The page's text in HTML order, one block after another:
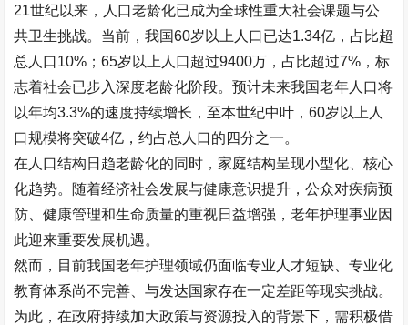
21世纪以来，人口老龄化已成为全球性重大社会课题与公
共卫生挑战。当前，我国60岁以上人口已达1.34亿，占比超
总人口10% ；65岁以上人口超过9400万，占比超过7% ，标
志着社会已步入深度老龄化阶段。预计未来我国老年人口将
以年均3.3%的速度持续增长，至本世纪中叶，60岁以上人
口规模将突破4亿，约占总人口的四分之一。
在人口结构日趋老龄化的同时，家庭结构呈现小型化、核心
化趋势。随着经济社会发展与健康意识提升，公众对疾病预
防、健康管理和生命质量的重视日益增强，老年护理事业因
此迎来重要发展机遇。
然而，目前我国老年护理领域仍面临专业人才短缺、专业化
教育体系尚不完善、与发达国家存在一定差距等现实挑战。
为此，在政府持续加大政策与资源投入的背景下，需积极借